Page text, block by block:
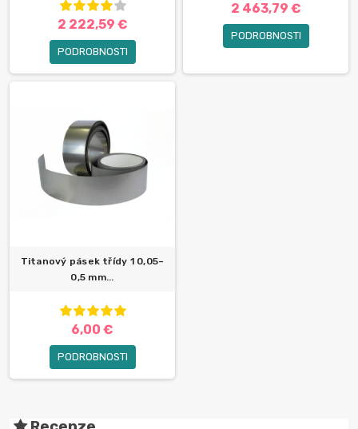
2 222,59 €
PODROBNOSTI
2 463,79 €
PODROBNOSTI
Titanový pásek třídy 1 0,05–
0,5 mm...
6,00 €
PODROBNOSTI